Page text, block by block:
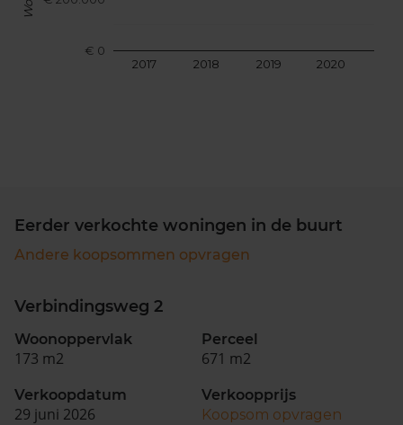
2017 2018 2019 2020
€ 0
Eerder verkochte woningen in de buurt
Andere koopsommen opvragen
Verbindingsweg 2
Woonoppervlak
173 m2
Perceel
671 m2
Verkoopdatum
29 juni 2026
Verkoopprijs
Koopsom opvragen